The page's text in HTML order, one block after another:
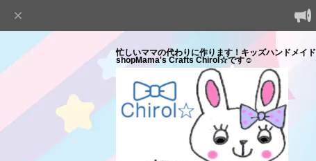
忙しいママの代わりに作ります！キッズハンドメイド
shopMama's Crafts Chirol☆です☺